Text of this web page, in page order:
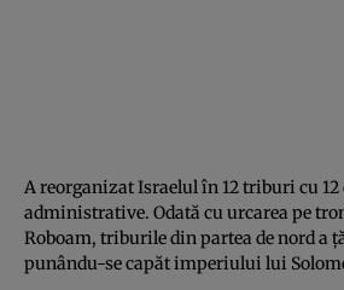
A reorganizat Israelul în 12 triburi cu
administrative. Odată cu urcarea pe
Roboam, triburile din partea de nord a
punându-se capăt imperiului lui